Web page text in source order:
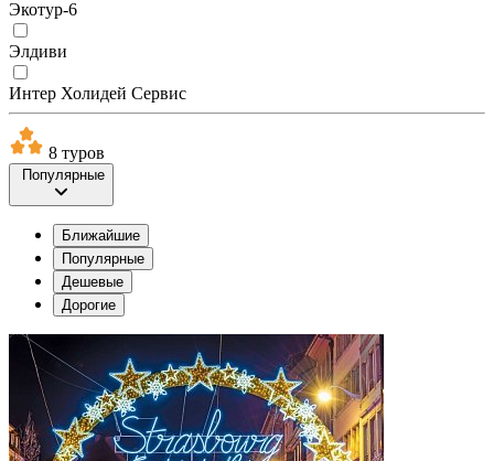
Экотур-6
Элдиви
Интер Холидей Сервис
8 туров
Популярные
Ближайшие
Популярные
Дешевые
Дорогие